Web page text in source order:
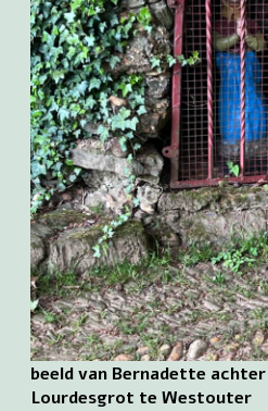
beeld van Bernadette
Lourdesgrot te Westouter